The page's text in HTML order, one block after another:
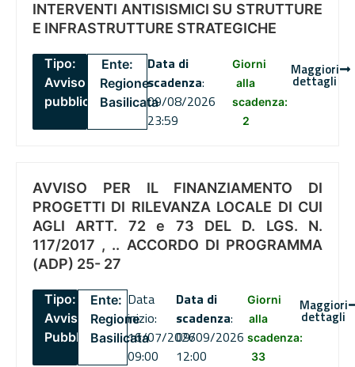
INTERVENTI ANTISISMICI SU STRUTTURE
E INFRASTRUTTURE STRATEGICHE
Tipo:
Avviso
pubblico
Ente:
Regione
Basilicata
Data di
scadenza:
09/08/2026
23:59
Giorni
alla
scadenza:
2
Maggiori
dettagli
AVVISO PER IL FINANZIAMENTO DI
PROGETTI DI RILEVANZA LOCALE DI CUI
AGLI ARTT. 72 e 73 DEL D. LGS. N.
117/2017 , .. ACCORDO DI PROGRAMMA
(ADP) 25- 27
Tipo:
Avviso
Pubblico
Ente:
Regione
Basilicata
Data
inizio:
16/07/2026
09:00
Data di
scadenza:
09/09/2026
12:00
Giorni
alla
scadenza:
33
Maggiori
dettagli